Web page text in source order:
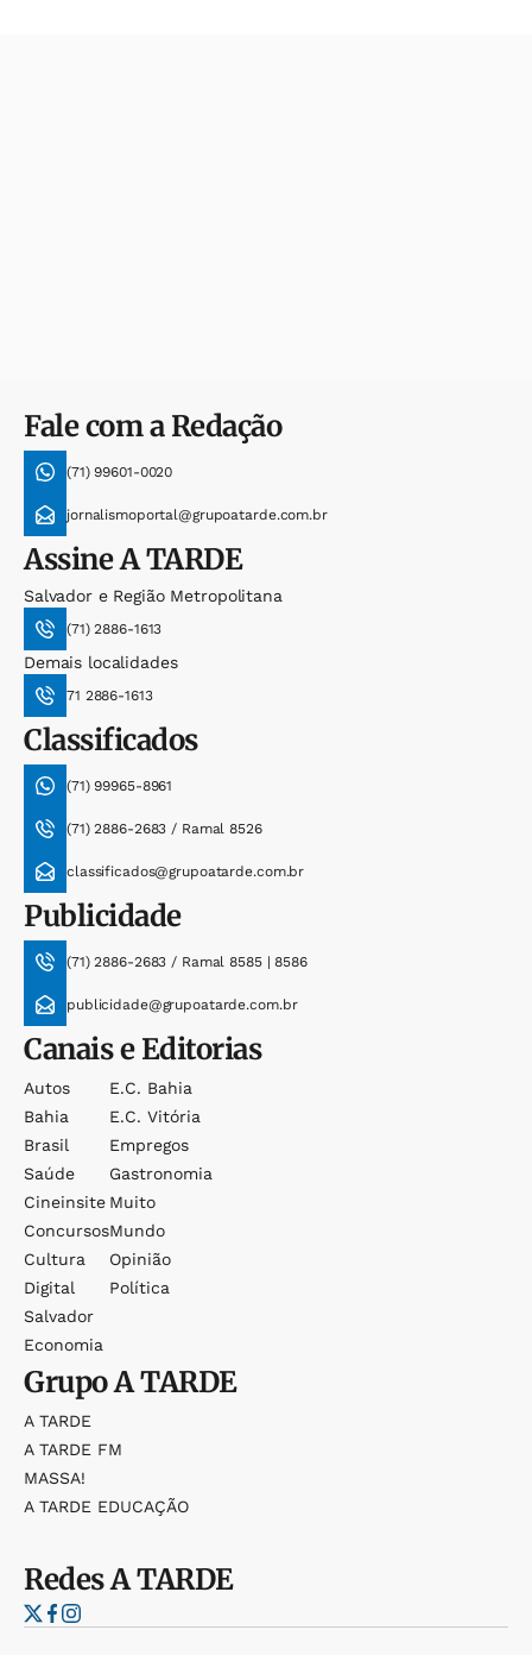
Fale com a Redação
(71) 99601-0020
jornalismoportal@grupoatarde.com.br
AssineA TARDE
Salvador e Região Metropolitana
(71) 2886-1613
Demais localidades
71 2886-1613
Classificados
(71) 99965-8961
(71) 2886-2683 / Ramal 8526
classificados@grupoatarde.com.br
Publicidade
(71) 2886-2683 / Ramal 8585 | 8586
publicidade@grupoatarde.com.br
Canais e Editorias
Autos
Bahia
Brasil
Saúde
Cineinsite
Concursos
Cultura
Digital
Salvador
Economia
E.c. Bahia
E.c. Vitória
Empregos
Gastronomia
Muito
Mundo
Opinião
Política
GrupoA TARDE
A TARDE
A TARDE FM
MASSA!
A TARDE EDUCAÇÃO
RedesA TARDE